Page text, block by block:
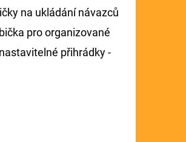
na ukládání návazců
pro organizované
přihrádky -